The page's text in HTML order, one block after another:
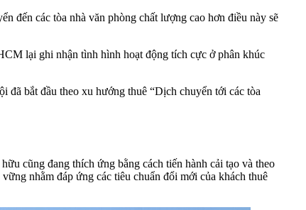
đến các tòa nhà văn phòng chất lượng cao hơn điều này sẽ
lại ghi nhận tình hình hoạt động tích cực ở phân khúc
bắt đầu theo xu hướng thuê “Dịch chuyển tới các tòa
cũng đang thích ứng bằng cách tiến hành cải tạo và theo
nhằm đáp ứng các tiêu chuẩn đổi mới của khách thuê